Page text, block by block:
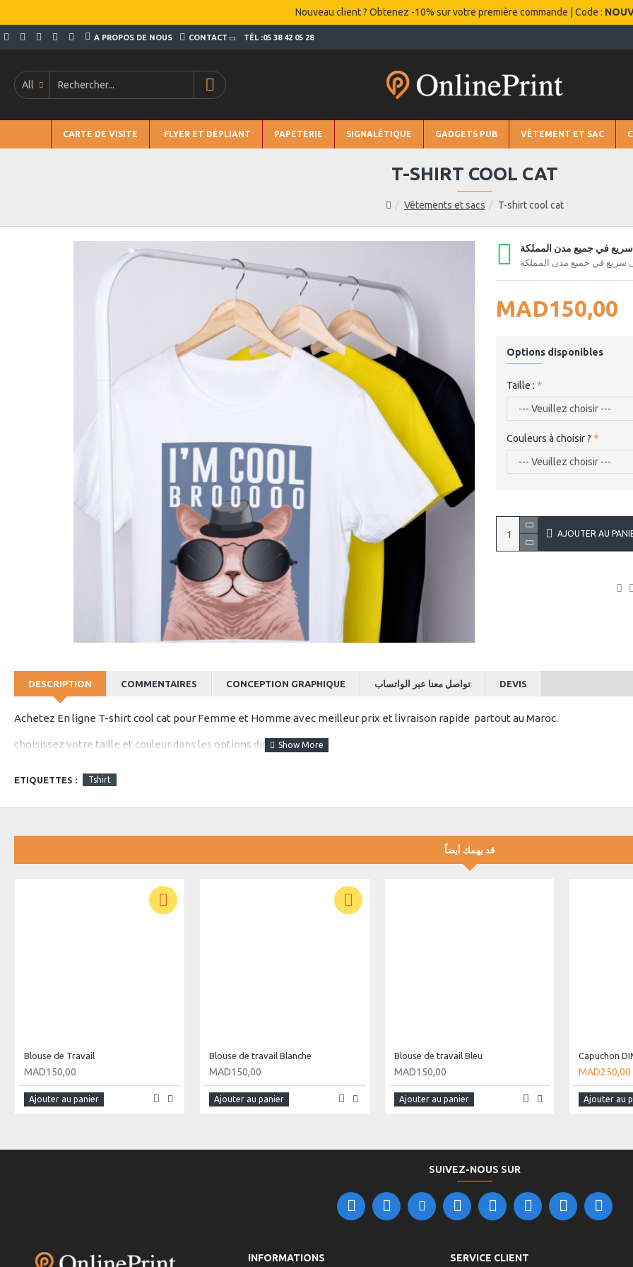
Nouveau client ? Obtenez -10% sur votre première commande | Code :
A PROPOS DE NOUS CONTACT TÉL :05 38 42 05 28
All
CARTE DE VISITE FLYER ET DÉPLIANT PAPETERIE SIGNALÉTIQUE GADGETS PUB VÊTEMENT ET SAC
Vêtements et sacs T-shirt cool cat
T-SHIRT COOL CAT
في جميع مدن المملكة
سريع في جميع مدن المملكة
MAD150,00
Options disponibles
Taille :
Couleurs à choisir ?
AJOUTER AU
DESCRIPTION COMMENTAIRES CONCEPTION GRAPHIQUE تواصل معنا عبر الواتساب DEVIS
Achetez En ligne T-shirt cool cat pour Femme et Homme avec meilleur prix et livraison rapide partout au Maroc.
choisissez votre taille et couleur dans les options disponibles
ETIQUETTES : Tshirt
قد يهمك أيضاً
Blouse de Travail
MAD150,00
Ajouter au panier
Blouse de travail Blanche
MAD150,00
Ajouter au panier
Blouse de travail Bleu
MAD150,00
Ajouter au panier
Capuchon
MAD250,00
Ajouter au
SUIVEZ-NOUS SUR
INFORMATIONS SERVICE CLIENT